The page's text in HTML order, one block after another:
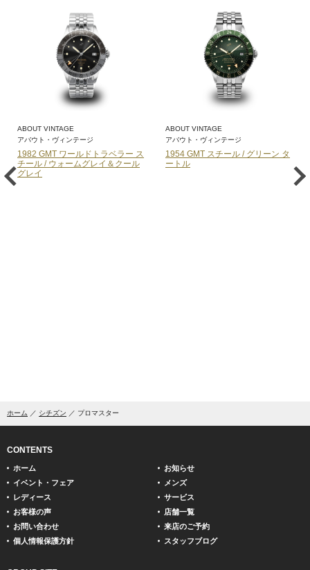
ABOUT VINTAGE
アバウト・ヴィンテージ
1982 GMT ワールドトラベラー ス
チール / ウォームグレイ＆クール
グレイ
ABOUT VINTAGE
アバウト・ヴィンテージ
1954 GMT スチール / グリーン タ
ートル
ホーム シチズン プロマスター
CONTENTS
ホーム
お知らせ
イベント・フェア
メンズ
レディース
サービス
お客様の声
店舗一覧
お問い合わせ
来店のご予約
個人情報保護方針
スタッフブログ